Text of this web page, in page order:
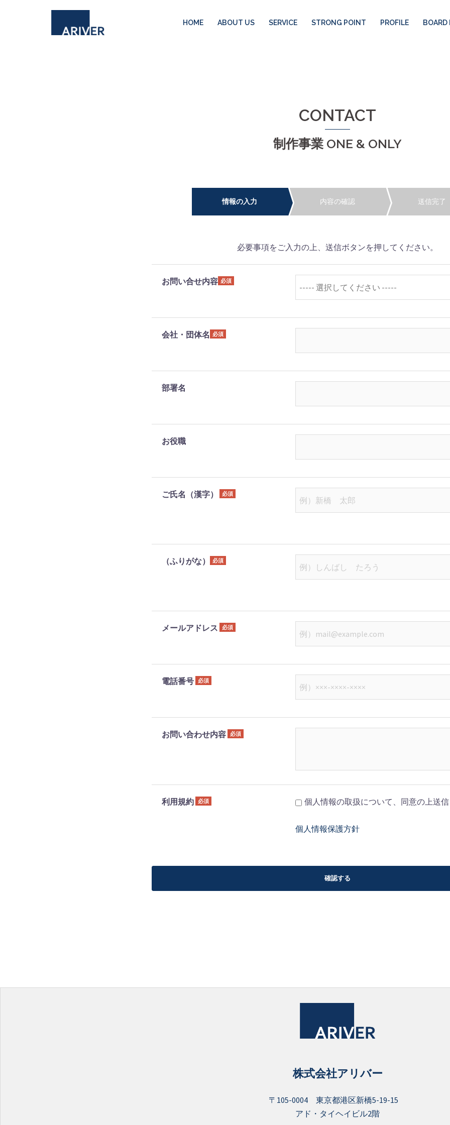
HOME ABOUT US SERVICE STRONG POINT PROFILE BOARD
CONTACT
制作事業 ONE & ONLY
情報の入力 内容の確認 送信完了
必要事項をご入力の上、送信ボタンを押してください。
お問い合せ内容 必須
会社・団体名 必須
部署名
お役職
ご氏名（漢字） 必須
（ふりがな） 必須
メールアドレス 必須
電話番号 必須
お問い合わせ内容 必須
利用規約 必須 個人情報の取扱について、同意の上送
個人情報保護方針
株式会社アリバー
〒105-0004 東京都港区新橋5-19-15
アド・タイヘイビル2階